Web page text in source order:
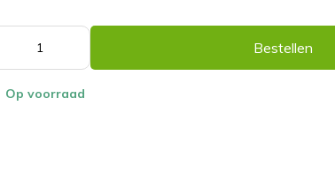
Bestellen
Op voorraad